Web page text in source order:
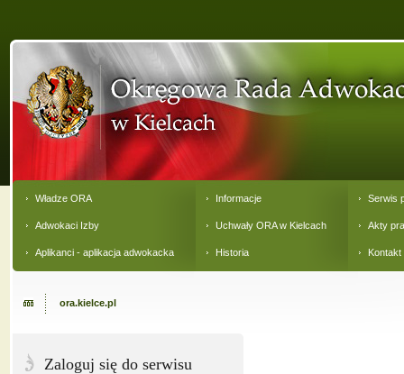
Władze ORA
Adwokaci Izby
Aplikanci - aplikacja adwokacka
Informacje
Uchwały ORA w Kielcach
Historia
Serwis
Akty
Kontakt
ora.kielce.pl
Zaloguj się do serwisu